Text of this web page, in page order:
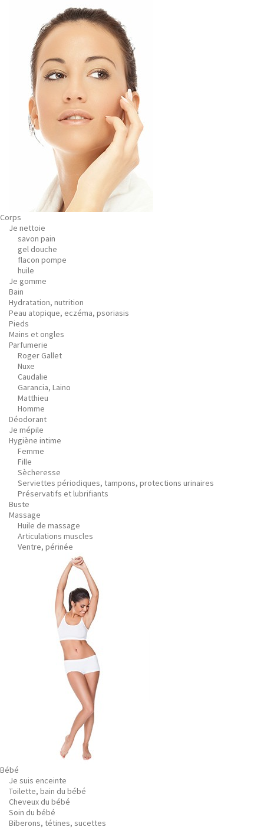
Corps
Je nettoie
savon pain
gel douche
flacon pompe
huile
Je gomme
Bain
Hydratation, nutrition
Peau atopique, eczéma, psoriasis
Pieds
Mains et ongles
Parfumerie
Roger Gallet
Nuxe
Caudalie
Garancia, Laino
Matthieu
Homme
Déodorant
Je mépile
Hygiène intime
Femme
Fille
Sècheresse
Serviettes périodiques, tampons, protections urinaires
Préservatifs et lubrifiants
Buste
Massage
Huile de massage
Articulations muscles
Ventre, périnée
Bébé
Je suis enceinte
Toilette, bain du bébé
Cheveux du bébé
Soin du bébé
Biberons, tétines, sucettes